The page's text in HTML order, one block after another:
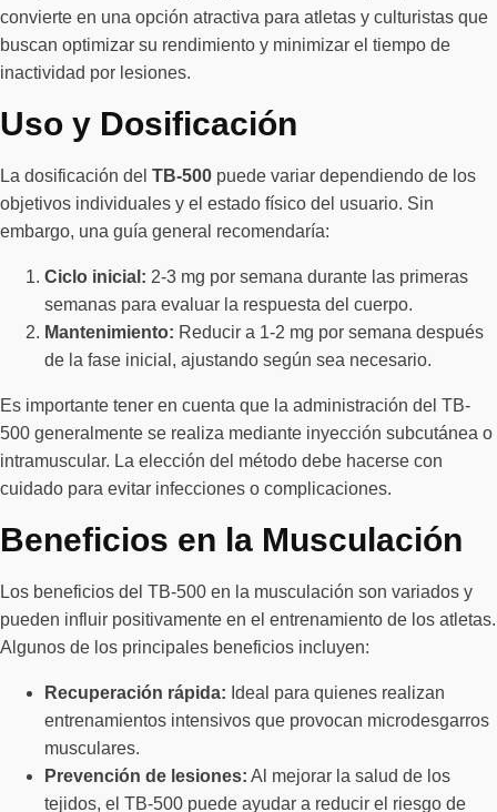
convierte en una opción atractiva para atletas y culturistas que
buscan optimizar su rendimiento y minimizar el tiempo de
inactividad por lesiones.
Uso y Dosificación
La dosificación del TB-500 puede variar dependiendo de los
objetivos individuales y el estado físico del usuario. Sin
embargo, una guía general recomendaría:
Ciclo inicial: 2-3 mg por semana durante las primeras
semanas para evaluar la respuesta del cuerpo.
Mantenimiento: Reducir a 1-2 mg por semana después
de la fase inicial, ajustando según sea necesario.
Es importante tener en cuenta que la administración del TB-
500 generalmente se realiza mediante inyección subcutánea o
intramuscular. La elección del método debe hacerse con
cuidado para evitar infecciones o complicaciones.
Beneficios en la Musculación
Los beneficios del TB-500 en la musculación son variados y
pueden influir positivamente en el entrenamiento de los atletas.
Algunos de los principales beneficios incluyen:
Recuperación rápida: Ideal para quienes realizan
entrenamientos intensivos que provocan microdesgarros
musculares.
Prevención de lesiones: Al mejorar la salud de los
tejidos, el TB-500 puede ayudar a reducir el riesgo de